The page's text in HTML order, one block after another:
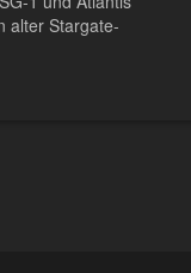
alter Stargate-